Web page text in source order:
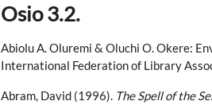
Osio 3.2.
Abiolu A. Oluremi & Oluchi O. Okere:
International Federation of Library
Abram, David (1996). The Spell of the